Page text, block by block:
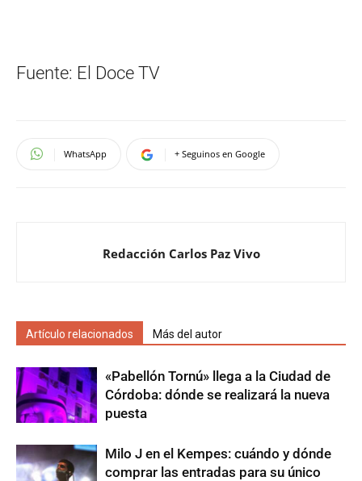
Fuente: El Doce TV
WhatsApp + Seguinos en Google
Redacción Carlos Paz Vivo
Artículo relacionados Más del autor
«Pabellón Tornú» llega a la Ciudad de
Córdoba: dónde se realizará la nueva
puesta
Milo J en el Kempes: cuándo y dónde
comprar las entradas para su único